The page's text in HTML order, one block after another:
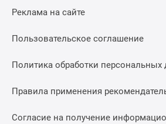
Реклама на сайте
Пользовательское соглашение
Политика обработки персональных
Правила применения
Согласие на получение